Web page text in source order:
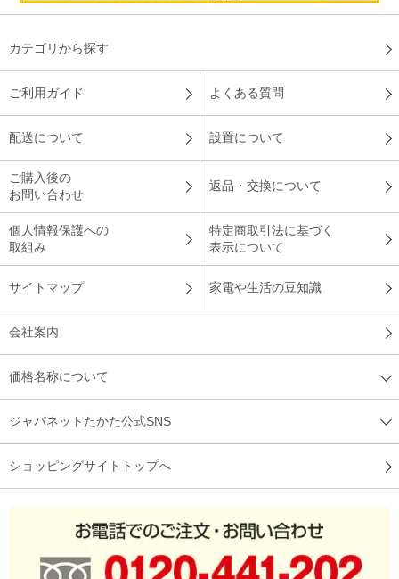
カテゴリから探す
ご利用ガイド よくある質問
配送について 設置について
ご購入後の
お問い合わせ
返品・交換について
個人情報保護への
取組み
特定商取引法に基づく
表示について
サイトマップ 家電や生活の豆知識
会社案内
価格名称について
ジャパネットたかた公式SNS
ショッピングサイトトップへ